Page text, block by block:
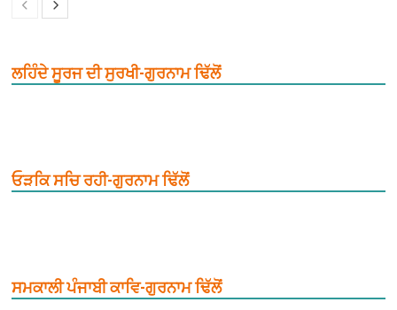
ਲਹਿੰਦੇ ਸੂਰਜ ਦੀ ਸੁਰਖੀ-ਗੁਰਨਾਮ ਢਿੱਲੋਂ
ਓੜਕਿ ਸਚਿ ਰਹੀ-ਗੁਰਨਾਮ ਢਿੱਲੋਂ
ਸਮਕਾਲੀ ਪੰਜਾਬੀ ਕਾਵਿ-ਗੁਰਨਾਮ ਢਿੱਲੋਂ